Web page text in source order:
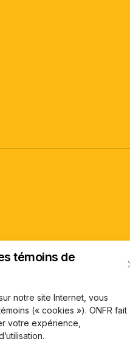
témoins de
notre site Internet, vous
(« cookies »). ONFR fait
votre expérience,
TFO.